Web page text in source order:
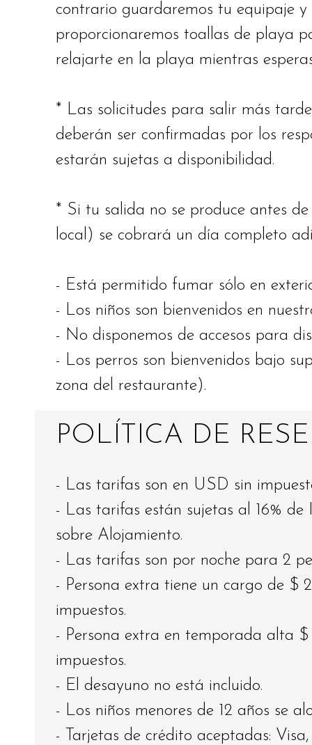
contrario guardaremos tu equipaje y
proporcionaremos toallas de playa
relajarte en la playa mientras
* Las solicitudes para salir más
deberán ser confirmadas por los
estarán sujetas a disponibilidad.
* Si tu salida no se produce antes
local) se cobrará un día completo
- Está permitido fumar sólo en
- Los niños son bienvenidos en
- No disponemos de accesos para
- Los perros son bienvenidos bajo
zona del restaurante).
POLÍTICA DE
- Las tarifas son en USD sin
- Las tarifas están sujetas al 16%
sobre Alojamiento.
- Las tarifas son por noche para 2
- Persona extra tiene un cargo de $
impuestos.
- Persona extra en temporada alta
impuestos.
- El desayuno no está incluido.
- Los niños menores de 12 años se
- Tarjetas de crédito aceptadas: